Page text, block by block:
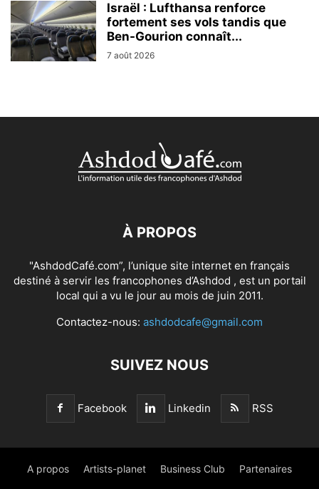
Israël : Lufthansa renforce
fortement ses vols tandis que
Ben-Gourion connaît...
7 août 2026
À PROPOS
"AshdodCafé.com”, l’unique site internet en français
destiné à servir les francophones d’Ashdod , est un portail
local qui a vu le jour au mois de juin 2011.
Contactez-nous: ashdodcafe@gmail.com
SUIVEZ NOUS
Facebook Linkedin RSS
A propos Artists-planet Business Club Partenaires